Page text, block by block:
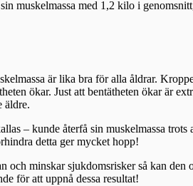
muskelmassa med 1,2 kilo i
är lika bra för alla åldrar.
ökar. Just att bentätheten ökar är
äldre.
– kunde återfå sin muskelmassa trots
detta ger mycket hopp!
och minskar sjukdomsrisker så kan
för att uppnå dessa resultat!